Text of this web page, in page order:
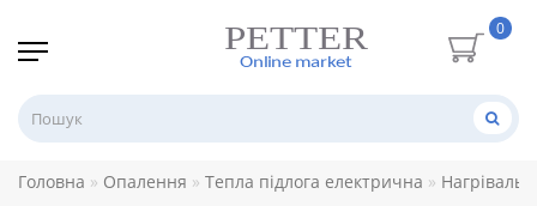
0
Головна Опалення Тепла підлога електрична